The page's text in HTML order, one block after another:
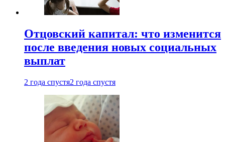
Отцовский капитал: что изменится
после введения новых социальных
выплат
2 года спустя2 года спустя